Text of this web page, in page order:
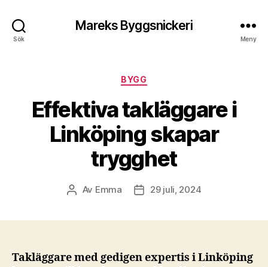
Sök
Mareks Byggsnickeri
Meny
Kategorier
BYGG
Effektiva takläggare i
Linköping skapar
trygghet
Inläggsförfattare
Av Emma Inläggsdatum
29 juli, 2024
Takläggare med gedigen expertis i Linköping